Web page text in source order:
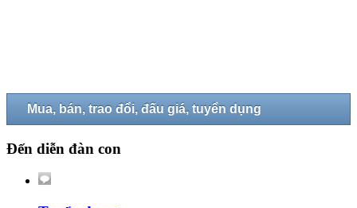
Mua, bán, trao đổi, đấu giá, tuyển dụng
Đến diễn đàn con